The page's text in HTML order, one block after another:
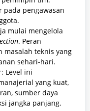
pada pengawasan
mulai mengelola
. Peran
teknis yang
sehari-hari.
Level ini
yang kuat,
sumber daya
jangka panjang.